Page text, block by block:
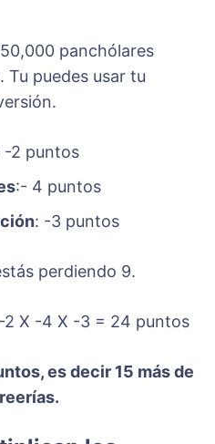
panchólares
Tu puedes usar tu
-2 puntos
:- 4 puntos
: -3 puntos
perdiendo 9.
X -4 X -3 = 24 puntos
es decir 15 más de